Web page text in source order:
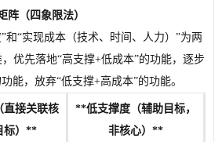
阵（四象限法）
和“实现成本（技术、时间、人力）”为两
优先落地“高支撑+低成本”的功能，逐步
能，放弃“低支撑+高成本”的功能。
接关联核
标）**
**低支撑度（辅助目标，
非核心）**